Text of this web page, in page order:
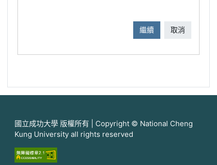
繼續 取消
國立成功大學 版權所有 | Copyright © National Cheng
Kung University all rights reserved